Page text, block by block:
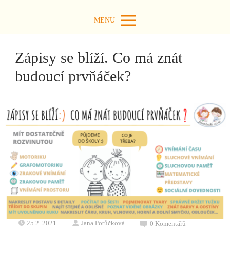
MENU
Zápisy se blíží. Co má znát
budoucí prvňáček?
25.2. 2021 Jana Potůčková 0 Komentářů